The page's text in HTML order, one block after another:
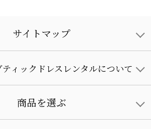
サイトマップ
ィックドレスレンタルについて
商品を選ぶ